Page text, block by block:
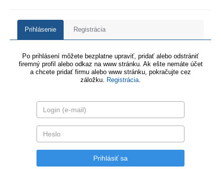
Prihlásenie Registrácia
Po prihlásení môžete bezplatne upraviť, pridať alebo odstrániť
firemný profil alebo odkaz na www stránku. Ak ešte nemáte účet
a chcete pridať firmu alebo www stránku, pokračujte cez
záložku. Registrácia.